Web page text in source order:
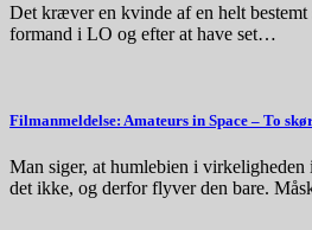
Det kræver en kvinde af en helt
formand i LO og efter at have set…
Filmanmeldelse: Amateurs in Space – To
Man siger, at humlebien i
det ikke, og derfor flyver den bare.